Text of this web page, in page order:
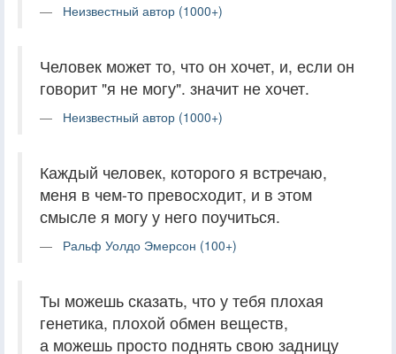
Неизвестный автор (1000+)
Человек может то, что он хочет, и, если он
говорит "я не могу". значит не хочет.
Неизвестный автор (1000+)
Каждый человек, которого я встречаю,
меня в чем-то превосходит, и в этом
смысле я могу у него поучиться.
Ральф Уолдо Эмерсон (100+)
Ты можешь сказать, что у тебя плохая
генетика, плохой обмен веществ,
а можешь просто поднять свою задницу